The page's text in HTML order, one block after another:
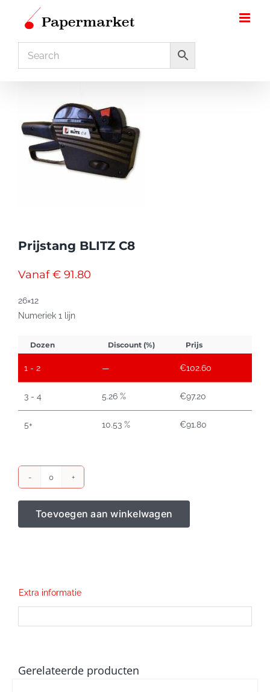
Prijstang BLITZ C8
Vanaf € 91.80
26×12
Numeriek 1 lijn
Dozen Discount (%) Prijs
1 - 2 — €102.60
3 - 4 5.26 % €97.20
5+ 10.53 % €91.80
Prijstang
BLITZ
C8
aantal
Toevoegen aan winkelwagen
Extra informatie
Gerelateerde producten